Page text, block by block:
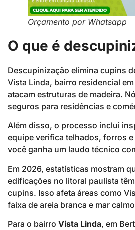
Orçamento por Whatsapp
O que é
Descupinização elimina cupins
Vista Linda, bairro residencial
atacam estruturas de madeira.
seguros para residências e
Além disso, o processo inclui
equipe verifica telhados, forros
você ganha um laudo técnico
Em 2026, estatísticas mostram
edificações no litoral paulista
cupins. Isso afeta áreas como
faixa de areia branca e mar
Para o bairro Vista Linda, em